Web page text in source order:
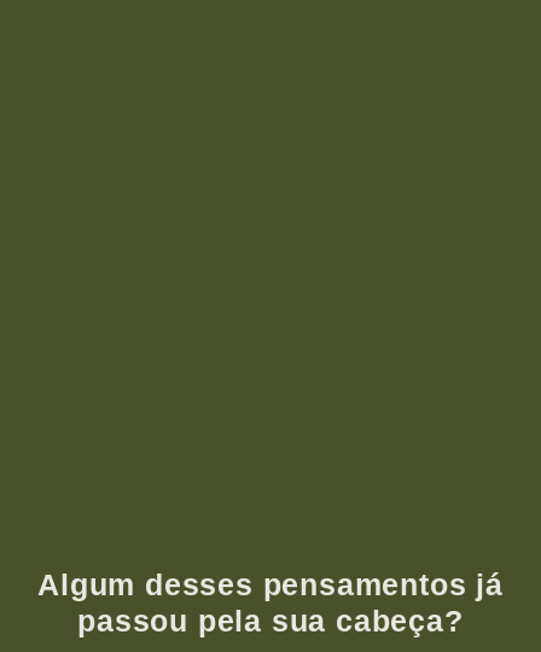
Algum desses pensamentos já
passou pela sua cabeça?